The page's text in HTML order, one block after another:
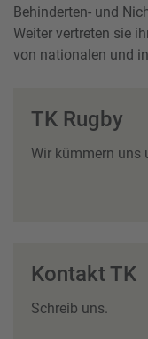
Behinderten- und
Weiter vertreten sie
von nationalen und
TK Rugby
Wir kümmern uns
Kontakt TK
Schreib uns.